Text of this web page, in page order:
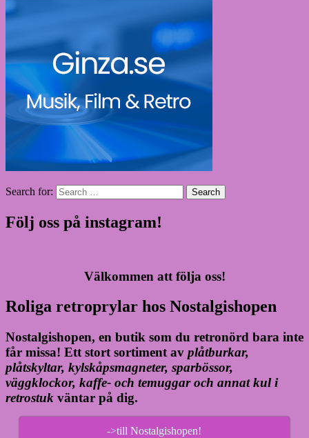
Search for: Search
Följ oss på instagram!
Välkommen att följa oss!
Roliga retroprylar hos Nostalgishopen
Nostalgishopen, en butik som du retronörd bara inte
får missa! Ett stort sortiment av plåtburkar,
plåtskyltar, kylskåpsmagneter, sparbössor,
väggklockor, kaffe- och temuggar och annat kul i
retrostuk väntar på dig.
->till Nostalgishopen!